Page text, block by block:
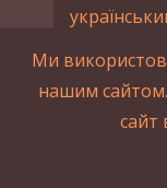
Ганна
2015-
При
Ми
нашим
сайт